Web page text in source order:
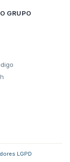
GRUPO
LGPD